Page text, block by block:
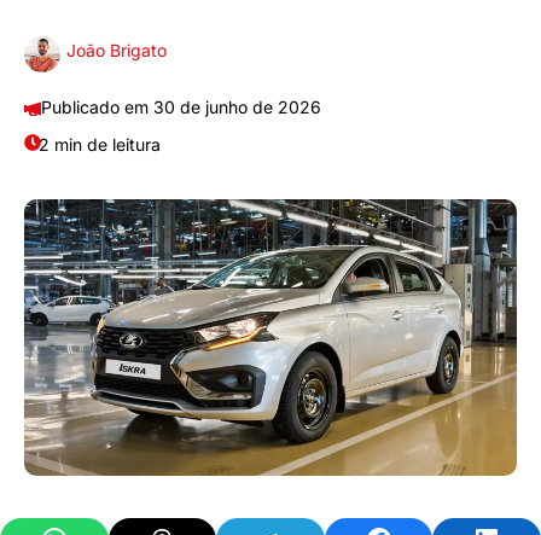
João Brigato
30 de junho de 2026
2 min de leitura
Share on WhatsAppShare on ThreadsShare on TelegramShare on Facebook